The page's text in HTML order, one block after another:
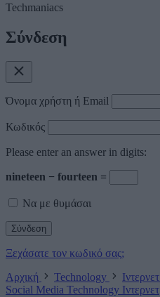
Techmaniacs
Σύνδεση
Όνομα χρήστη ή Email
Κωδικός
Please enter an answer in digits:
nineteen − fourteen =
Να με θυμάσαι
Ξεχάσατε τον κωδικό σας;
Αρχική
Technology Ιντερνετ
Social Media Technology Ιντερνετ